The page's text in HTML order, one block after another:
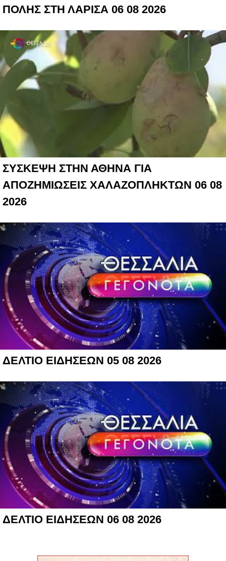
ΠΟΛΗΣ ΣΤΗ ΛΑΡΙΣΑ 06 08 2026
ΣΥΣΚΕΨΗ ΣΤΗΝ ΑΘΗΝΑ ΓΙΑ
ΑΠΟΖΗΜΙΩΣΕΙΣ ΧΑΛΑΖΟΠΛΗΚΤΩΝ 06 08
2026
ΔΕΛΤΙΟ ΕΙΔΗΣΕΩΝ 05 08 2026
ΔΕΛΤΙΟ ΕΙΔΗΣΕΩΝ 06 08 2026